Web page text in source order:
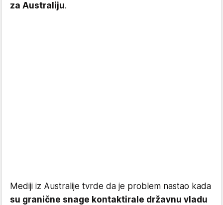
za Australiju.
Mediji iz Australije tvrde da je problem nastao kada
su granične snage kontaktirale državnu vladu